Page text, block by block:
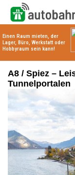
A8 / Spiez –
Tunnelportalen